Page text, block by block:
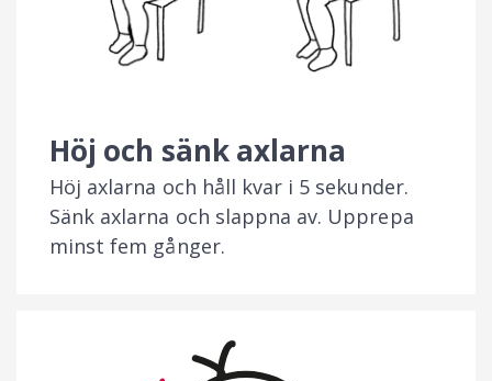
Höj och sänk axlarna
Höj axlarna och håll kvar i 5 sekunder.
Sänk axlarna och slappna av. Upprepa
minst fem gånger.